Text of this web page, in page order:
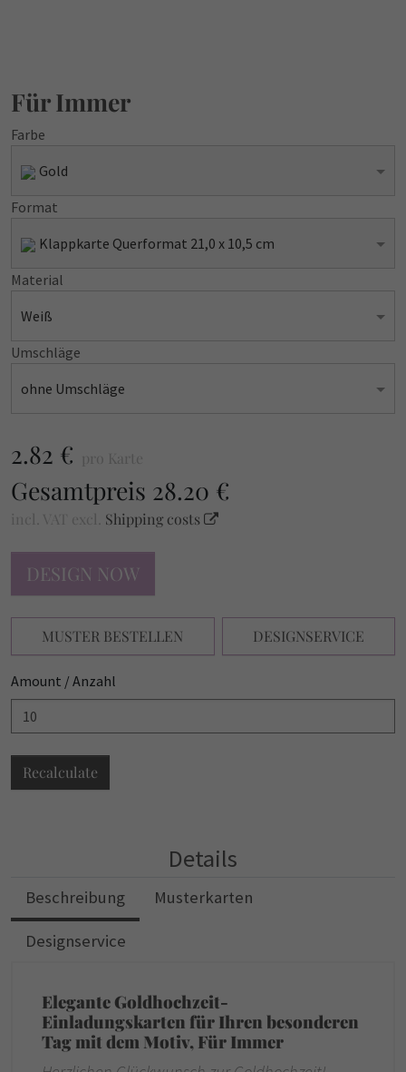
Für Immer
Farbe
Gold
Format
Klappkarte Querformat 21,0 x 10,5 cm
Material
Weiß
Umschläge
ohne Umschläge
2.82 € pro Karte
Gesamtpreis 28.20 €
incl. VAT excl. Shipping costs
DESIGN NOW
MUSTER BESTELLEN DESIGNSERVICE
Amount / Anzahl
Recalculate
Details
Beschreibung Musterkarten
Designservice
Elegante Goldhochzeit-
Einladungskarten für Ihren besonderen
Tag mit dem Motiv, Für Immer